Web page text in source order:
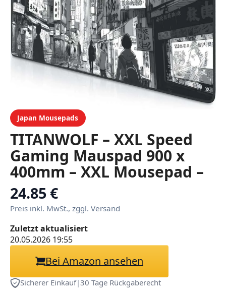
Japan Mousepads
TITANWOLF – XXL Speed
Gaming Mauspad 900 x
400mm – XXL Mousepad –
Tischunterlage Large Size
– verbessert Präzision und
Geschwindigkeit – Manga
24.85 €
Preis inkl. MwSt., zggl. Versand
Zuletzt aktualisiert
20.05.2026 19:55
Bei Amazon ansehen
Sicherer Einkauf|30 Tage Rückgaberecht